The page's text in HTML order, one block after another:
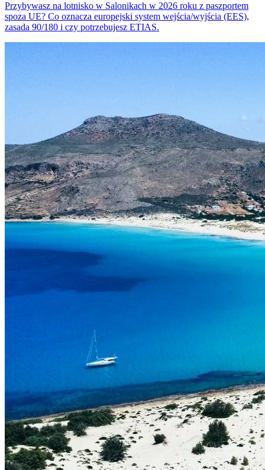
Przybywasz na lotnisko w Salonikach w 2026 roku z paszportem
spoza UE? Co oznacza europejski system wejścia/wyjścia (EES),
zasada 90/180 i czy potrzebujesz ETIAS.